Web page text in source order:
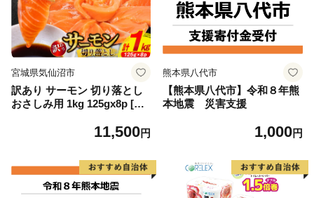
宮城県気仙沼市
訳あり サーモン 切り落とし
おさしみ用 1kg 125gx8p [足
4313] 魚 魚介類 鮭 お刺し身
介
11,500円
熊本県八代市
【熊本県八代市】令和８年熊
本地震 災害支援
1,000円